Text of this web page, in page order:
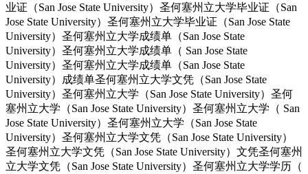
业证（San Jose State University）圣何塞州立大学毕业证（San
Jose State University）圣何塞州立大学毕业证（San Jose State
University）圣何塞州立大学成绩单（San Jose State
University）圣何塞州立大学成绩单（ San Jose State
University）圣何塞州立大学成绩单（San Jose State
University）成绩单圣何塞州立大学文凭（San Jose State
University）圣何塞州立大学（San Jose State University）圣何
塞州立大学（San Jose State University）圣何塞州立大学（ San
Jose State University）圣何塞州立大学（San Jose State
University）圣何塞州立大学文凭（San Jose State University）
圣何塞州立大学文凭（San Jose State University）文凭圣何塞州
立大学文凭（San Jose State University）圣何塞州立大学学历（